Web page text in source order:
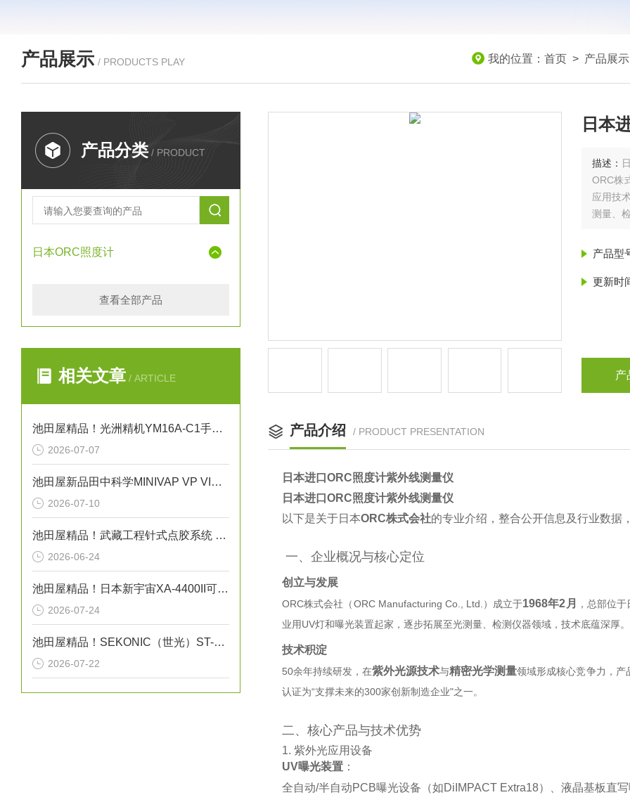
产品展示 / PRODUCTS PLAY 我的位置： 首页 > 产品展示
产品分类 / PRODUCT
日本ORC照度计
查看全部产品
相关文章 / ARTICLE
池田屋精品！光洲精机YM16A-C1手动XY平台技术参数与应用解析
2026-07-07
池田屋新品田中科学MINIVAP VP VISION三级膨胀法蒸气压测试仪
2026-07-10
池田屋精品！武藏工程针式点胶系统 NEEDLE SPOTTER 350PC 参数介绍
2026-06-24
池田屋精品！日本新宇宙XA-4400II可穿戴式多气体检测仪
2026-07-24
池田屋精品！SEKONIC（世光）ST-50A 电子式温湿度记录仪
2026-07-22
日本
描述：
ORC株
应用技
测量、
产品型
更新时
产
产品介绍 / PRODUCT PRESENTATION
日本进口ORC照度计紫外线测量仪
日本进口ORC照度计紫外线测量仪
以下是关于日本‌ORC株式会社的专业介绍，整合公开信息及行业数据
️ 一、企业概况与核心定位
创立与发展
ORC株式会社（ORC Manufacturing Co., Ltd.）成立于‌1968年2月 ，总部位
业用UV灯和曝光装置起家，逐步拓展至光测量、检测仪器领域，技术底蕴深厚‌。
技术积淀
50余年持续研发，在‌紫外光源技术‌与‌精密光学测量领域形成核心竞争力，产
认证为“支撑未来的300家创新制造企业"之一‌。
二、核心产品与技术优势
1. ‌ 紫外光应用设备
UV曝光装置 ‌：
全自动/半自动PCB曝光设备（如DiIMPACT Extra18）、液晶基板直